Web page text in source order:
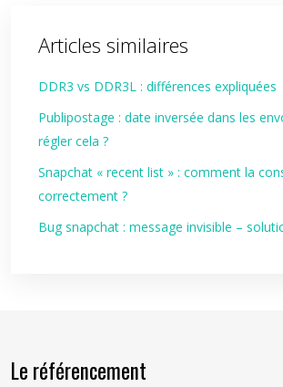
Articles similaires
DDR3 vs DDR3L : différences expliquées
Publipostage : date inversée dans les
régler cela ?
Snapchat « recent list » : comment la
correctement ?
Bug snapchat : message invisible –
Le référencement